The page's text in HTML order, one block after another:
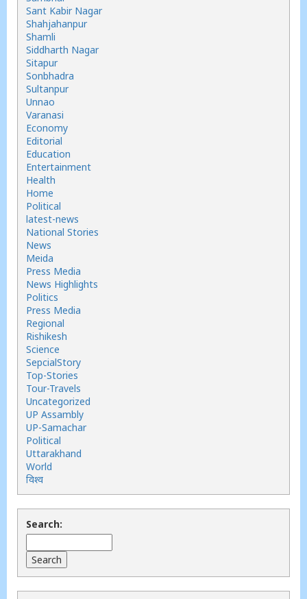
Sant Kabir Nagar
Shahjahanpur
Shamli
Siddharth Nagar
Sitapur
Sonbhadra
Sultanpur
Unnao
Varanasi
Economy
Editorial
Education
Entertainment
Health
Home
Political
latest-news
National Stories
News
Meida
Press Media
News Highlights
Politics
Press Media
Regional
Rishikesh
Science
SepcialStory
Top-Stories
Tour-Travels
Uncategorized
UP Assambly
UP-Samachar
Political
Uttarakhand
World
विश्व
Search: